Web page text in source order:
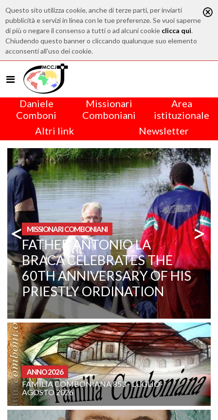
Questo sito utilizza cookie, anche di terze parti, per inviarti
pubblicità e servizi in linea con le tue preferenze. Se vuoi saperne
di più o negare il consenso a tutti o ad alcuni cookie clicca qui.
Chiudendo questo banner o cliccando qualunque suo elemento
acconsenti all'uso dei cookie.
Daniele
Comboni
Missionari
Comboniani
Area
istituzionale
Altri link
Newsletter
< AREA ISTITUZIONALE
CENTRAL AFRICAN
REPUBLIC. A CHANGE IN
MENTALITY
>
CURIA - (NOTIZIE-NEWS)
INTENZIONE DI PREGHIERA DELLA
COMBONIANA: AGOSTO 2026